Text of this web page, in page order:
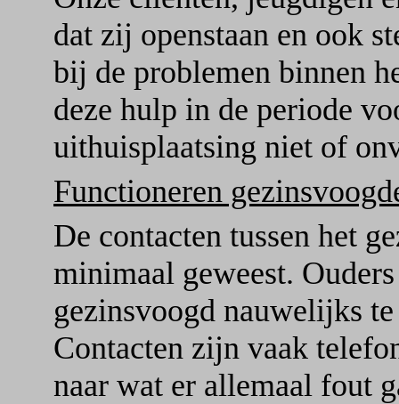
dat zij openstaan en ook
bij de problemen binnen
deze hulp in de periode
uithuisplaatsing niet of
Functioneren
De contacten tussen het
minimaal geweest.
gezinsvoogd nauwelijks
Contacten zijn vaak
naar wat er allemaal fout